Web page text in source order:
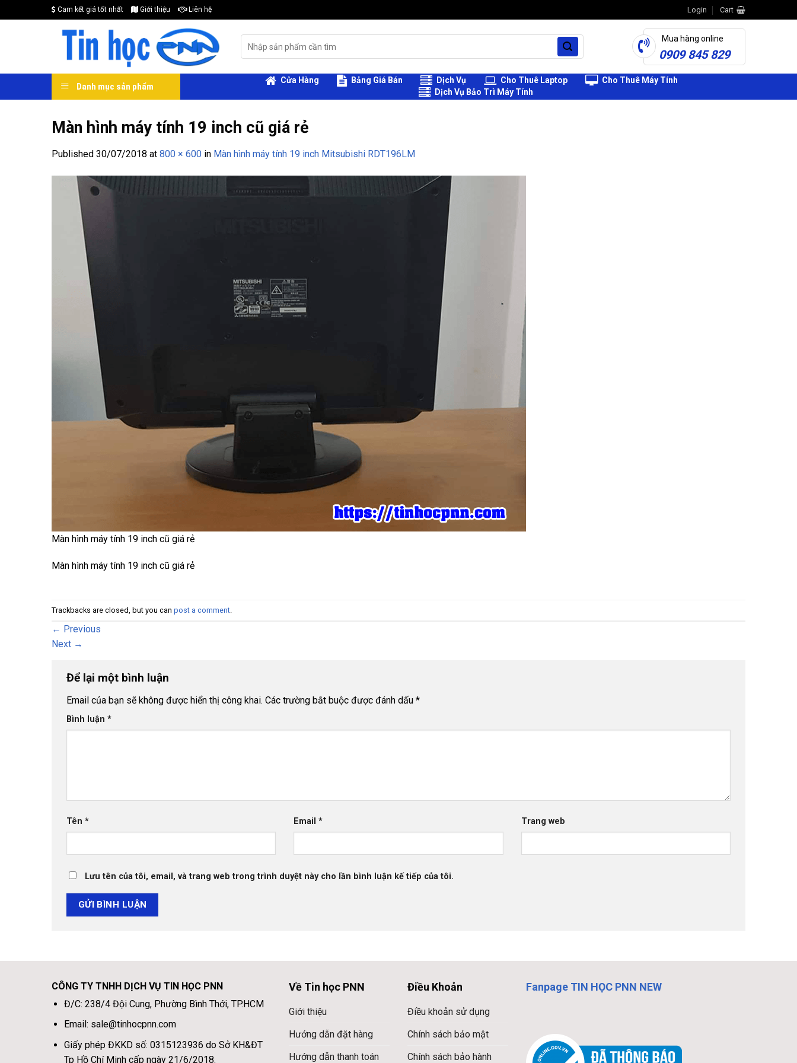
to
Cam kết giá tốt nhất Giới thiệu Liên hệ Login Cart
for:
Mua hàng online
0909 845 829
Danh mục sản phẩm
Cửa Hàng Bảng Giá Bán Dịch Vụ Cho Thuê Laptop
Cho Thuê Máy Tính
Dịch Vụ Bảo Trì Máy Tính
Màn hình máy tính 19 inch cũ giá rẻ
Published 30/07/2018 at 800 × 600 in Màn hình máy tính 19 inch Mitsubishi RDT196LM
Màn hình máy tính 19 inch cũ giá rẻ
Màn hình máy tính 19 inch cũ giá rẻ
Trackbacks are closed, but you can post a comment
← Previous
Next →
Để lại một bình luận
Email của bạn sẽ không được hiển thị công khai. Các trường bắt buộc được đánh dấu *
Bình luận *
Tên * Email* Trang web
Lưu tên của tôi, email, và trang web trong trình duyệt này cho lần bình luận kế tiếp của tôi.
CÔNG TY TNHH DỊCH VỤ TIN HỌC PNN
Đ/C: 238/4 Đội Cung, Phường Bình Thới, TP.HCM
Email: sale@tinhocpnn.com
Giấy phép ĐKKD số: 0315123936 do Sở KH&ĐT
Tp Hồ Chí Minh cấp ngày 21/6/2018.
Về Tin học PNN
Giới thiệu
Hướng dẫn đặt hàng
Hướng dẫn thanh toán
Điều Khoản
Điều khoản sử dụng
Chính sách bảo mật
Chính sách bảo hành
Fanpage TIN HỌC PNN NEW